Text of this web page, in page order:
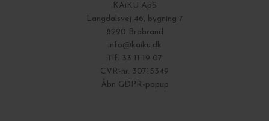
KAiKU ApS
Langdalsvej 46, bygning 7
8220 Brabrand
info@kaiku.dk
Tlf. 33 11 19 07
CVR-nr. 30715349
Åbn GDPR-popup